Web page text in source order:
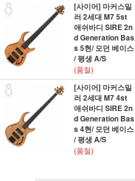
[사이어] 마커스밀
러 2세대 M7 5st
애쉬바디 SIRE 2n
d Generation Bas
s 5현/ 모던 베이스
/ 평생 A/S
(품절)
[사이어] 마커스밀
러 2세대 M7 4st
애쉬바디 SIRE 2n
d Generation Bas
s 4현/ 모던 베이스
/ 평생 A/S
(품절)